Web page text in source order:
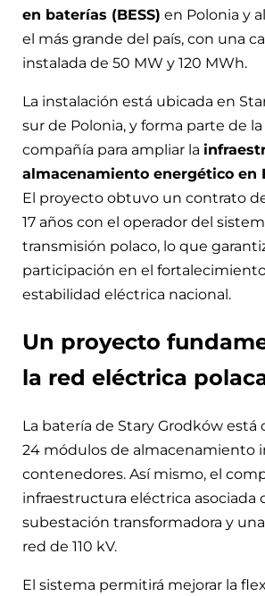
en baterías (BESS) en Polonia y
el más grande del país, con una
instalada de 50 MW y 120 MWh.
La instalación está ubicada en
sur de Polonia, y forma parte de
compañía para ampliar la
almacenamiento energético en
El proyecto obtuvo un contrato
17 años con el operador del
transmisión polaco, lo que
participación en el
estabilidad eléctrica nacional.
Un proyecto
la red eléctrica
La batería de Stary Grodków
24 módulos de almacenamiento
contenedores. Así mismo, el
infraestructura eléctrica asociada
subestación transformadora y
red de 110 kV.
El sistema permitirá mejorar la